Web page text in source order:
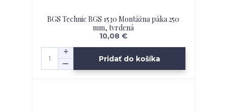
BGS Technic BGS 1530 Montážna páka 250
mm, tvrdená
10,08 €
Pridať do košíka